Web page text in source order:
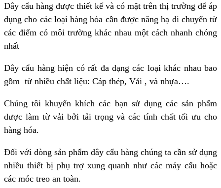
Dây cẩu hàng được thiết kế và có mặt trên thị trường để áp
dụng cho các loại hàng hóa cần được nâng hạ di chuyển từ
các điểm có môi trường khác nhau một cách nhanh chóng
nhất
Dây cẩu hàng hiện có rất đa dạng các loại khác nhau bao
gồm từ nhiều chất liệu: Cáp thép, Vải , và nhựa….
Chúng tôi khuyến khích các bạn sử dụng các sản phẩm
được làm từ vải bởi tải trọng và các tính chất tối ưu cho
hàng hóa.
Đối với dòng sản phẩm dây cẩu hàng chúng ta cần sử dụng
nhiều thiết bị phụ trợ xung quanh như các máy cẩu hoặc
các móc treo an toàn.